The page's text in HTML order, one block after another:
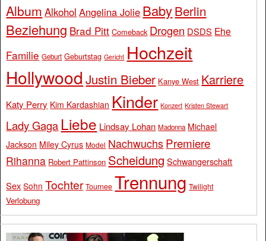
Album Alkohol Angelina Jolie BabyBerlin
Beziehung Brad Pitt Comeback Drogen DSDS Ehe
Familie Geburt Geburtstag Gericht Hochzeit
Hollywood Justin Bieber Kanye West Karriere
Katy Perry Kim Kardashian Kinder Konzert Kristen Stewart
Lady Gaga Liebe Lindsay Lohan Madonna Michael
Jackson Miley Cyrus Model Nachwuchs Premiere
Rihanna Robert Pattinson Scheidung Schwangerschaft
Sex Sohn Tochter Tournee Trennung Twilight
Verlobung